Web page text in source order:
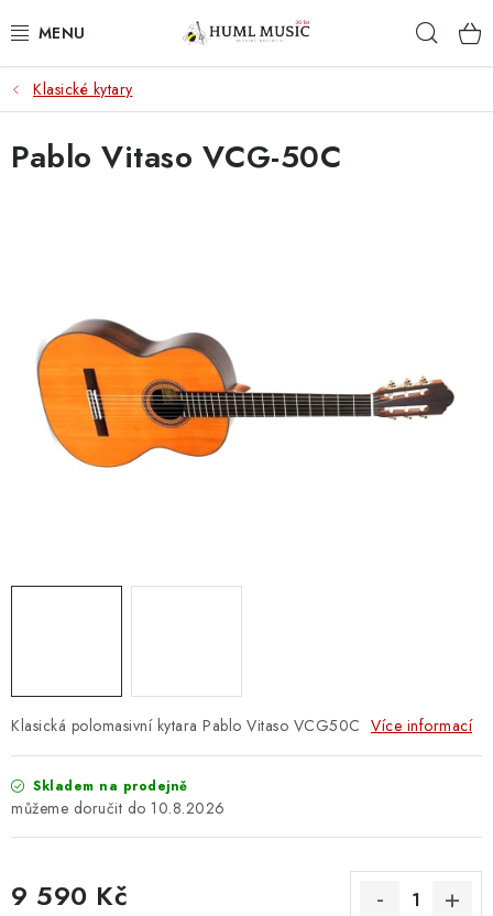
na
KYTARY
UKULELE
ZVUK
KYTAROVÉ PŘÍSLUŠENSTVÍ
OBCHODNÍ PODMÍNKY
ODSTOUPENÍ OD SMLOUVY
ZÁSADY ZPRACOVÁNÍ OSOBNÍCH ÚDAJŮ
KONTAKTY O E-SHOPU
Klasické kytary
Klasická polomasivní kytara Pablo Vitaso VCG50C Více informací
Skladem na prodejně
10.8.2026
9 590 Kč
Pablo Vitaso VCG-50C